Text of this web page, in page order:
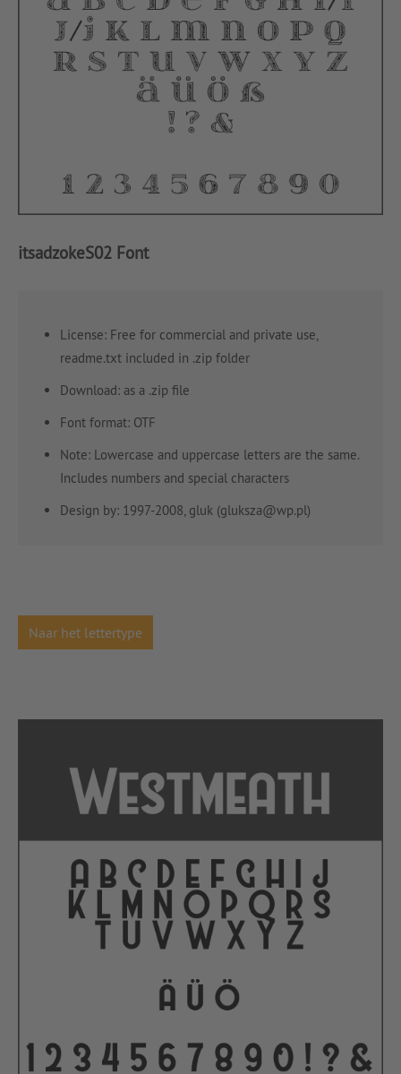
itsadzokeS02 Font
License: Free for commercial and private use,
readme.txt included in .zip folder
Download: as a .zip file
Font format: OTF
Note: Lowercase and uppercase letters are the same.
Includes numbers and special characters
Design by: 1997-2008, gluk (gluksza@wp.pl)
Naar het lettertype